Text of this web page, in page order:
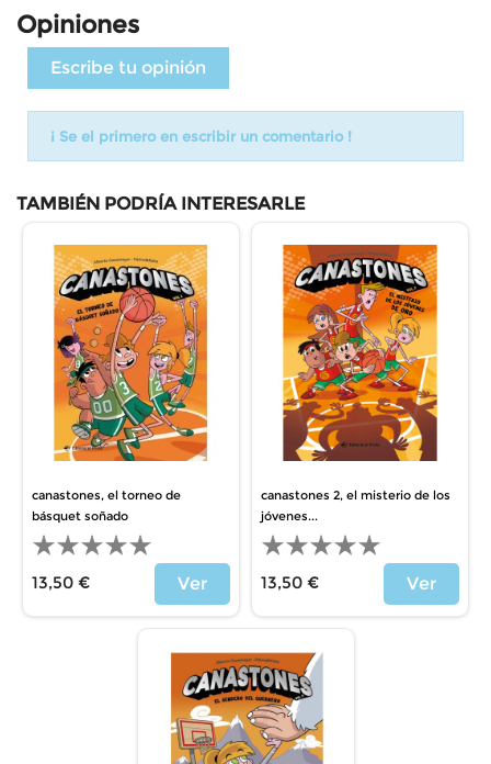
Opiniones
Escribe tu opinión
¡ Se el primero en escribir un comentario !
TAMBIÉN PODRÍA INTERESARLE
canastones, el torneo de
básquet soñado
13,50 €
Ver
canastones 2, el misterio de los
jóvenes...
13,50 €
Ver